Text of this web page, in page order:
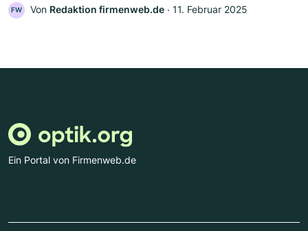
FW Von Redaktion firmenweb.de ‧ 11. Februar 2025
Ein Portal von Firmenweb.de